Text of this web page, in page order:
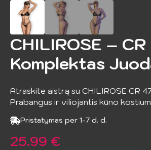
CHILIROSE –
Komplektas
Atraskite aistrą su CHILIROSE CR
Prabangus ir viliojantis kūno
Pristatymas per 1-7 d. d.
25.99 €